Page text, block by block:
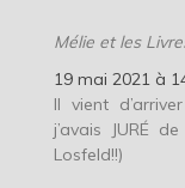
Mélie et les
19 mai 2021 à
Il vient
j’avais JURÉ
Losfeld!!)